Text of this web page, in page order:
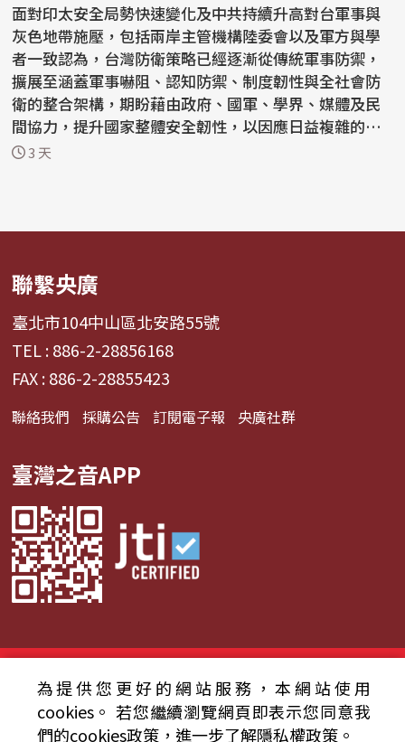
面對印太安全局勢快速變化及中共持續升高對台軍事與
灰色地帶施壓，包括兩岸主管機構陸委會以及軍方與學
者一致認為，台灣防衛策略已經逐漸從傳統軍事防禦，
擴展至涵蓋軍事嚇阻、認知防禦、制度韌性與全社會防
衛的整合架構，期盼藉由政府、國軍、學界、媒體及民
間協力，提升國家整體安全韌性，以因應日益複雜的安
全挑戰。...
3 天
聯繫央廣
臺北市104中山區北安路55號
TEL : 886-2-28856168
FAX : 886-2-28855423
聯絡我們 採購公告 訂閱電子報 央廣社群
臺灣之音APP
© 2024財團法人中央廣播電臺 版權所有
資通安全政策聲明
服務條款 隱私權條款
為提供您更好的網站服務，本網站使用
cookies。 若您繼續瀏覽網頁即表示您同意我
們的cookies政策，進一步了解隱私權政策。